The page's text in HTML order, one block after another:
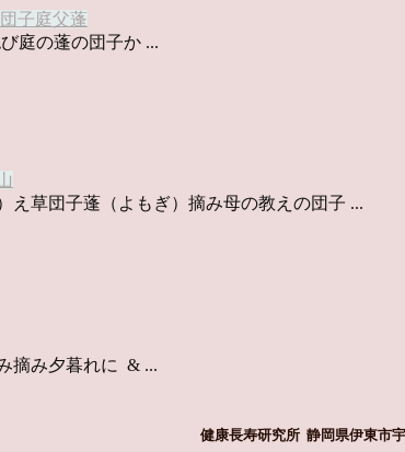
団子庭父蓬
び庭の蓬の団子か ...
え草団子蓬（よもぎ）摘み母の教えの団子 ...
摘み夕暮れに & ...
健康長寿研究所 静岡県伊東市